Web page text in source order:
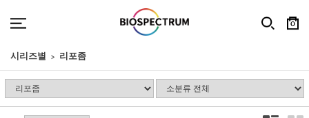
0
시리즈별 리포좀